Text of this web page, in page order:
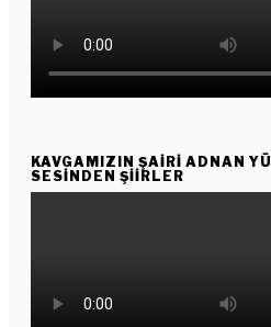
KAVGAMIZIN ŞAIRI ADNAN
SESINDEN ŞIIRLER